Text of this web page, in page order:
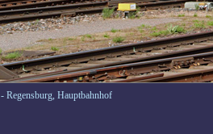
- Regensburg, Hauptbahnhof